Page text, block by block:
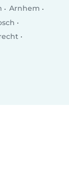
Arnhem